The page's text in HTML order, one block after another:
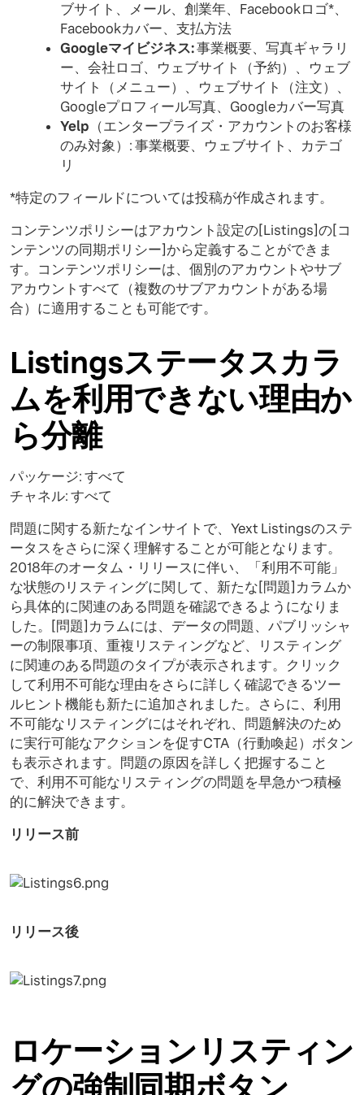
ブサイト、メール、創業年、Facebookロゴ*、
Facebookカバー、支払方法
Googleマイビジネス:事業概要、写真ギャラリ
ー、会社ロゴ、ウェブサイト（予約）、ウェブ
サイト（メニュー）、ウェブサイト（注文）、
Googleプロフィール写真、Googleカバー写真
Yelp （エンタープライズ・アカウントのお客様
のみ対象）: 事業概要、ウェブサイト、カテゴ
リ
*特定のフィールドについては投稿が作成されます。
コンテンツポリシーはアカウント設定の[Listings]の[コ
ンテンツの同期ポリシー]から定義することができま
す。コンテンツポリシーは、個別のアカウントやサブ
アカウントすべて（複数のサブアカウントがある場
合）に適用することも可能です。
Listingsステータスカラ
ムを利用できない理由か
ら分離
パッケージ: すべて
チャネル: すべて
問題に関する新たなインサイトで、Yext Listingsのステ
ータスをさらに深く理解することが可能となります。
2018年のオータム・リリースに伴い、「利用不可能」
な状態のリスティングに関して、新たな[問題]カラムか
ら具体的に関連のある問題を確認できるようになりま
した。[問題]カラムには、データの問題、パブリッシャ
ーの制限事項、重複リスティングなど、リスティング
に関連のある問題のタイプが表示されます。クリック
して利用不可能な理由をさらに詳しく確認できるツー
ルヒント機能も新たに追加されました。さらに、利用
不可能なリスティングにはそれぞれ、問題解決のため
に実行可能なアクションを促すCTA（行動喚起）ボタン
も表示されます。問題の原因を詳しく把握すること
で、利用不可能なリスティングの問題を早急かつ積極
的に解決できます。
リリース前
リリース後
ロケーションリスティン